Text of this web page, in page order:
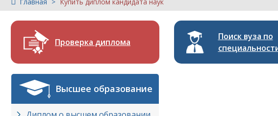
Проверка диплома
Поиск вуза по
Высшее образование